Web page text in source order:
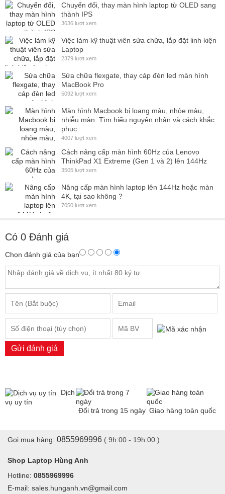
Chuyển đổi, thay màn hình laptop từ OLED sang
thành IPS
3636 lượt xem
Việc làm kỹ thuật viên sửa chữa, lắp đặt linh kiện
Laptop
2379 lượt xem
Sửa chữa flexgate, thay cáp đèn led màn hình
MacBook Pro
5092 lượt xem
Màn hình Macbook bị loang màu, nhòe màu,
nhiễu màn. Tìm hiểu nguyên nhân và cách khắc
phục
4007 lượt xem
Cách nâng cấp màn hình 60Hz của Lenovo
ThinkPad X1 Extreme (Gen 1 và 2) lên 144Hz
3505 lượt xem
Nâng cấp màn hình laptop lên 144Hz hoặc màn
4K, tại sao không ?
7050 lượt xem
Có 0 Đánh giá
Chọn đánh giá của bạn
Gửi đánh giá
Dịch
vụ uy tín
Đổi trả trong 15 ngày Giao hàng toàn quốc
Gọi mua hàng: 0855969996 ( 9h:00 - 19h:00 )
Shop Laptop Hùng Anh
Hotline: 0855969996
E-mail: sales.hunganh.vn@gmail.com